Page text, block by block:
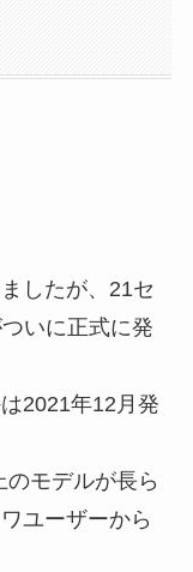
したが、21セ
いに正式に発
2021年12月発
モデルが長ら
ユーザーから